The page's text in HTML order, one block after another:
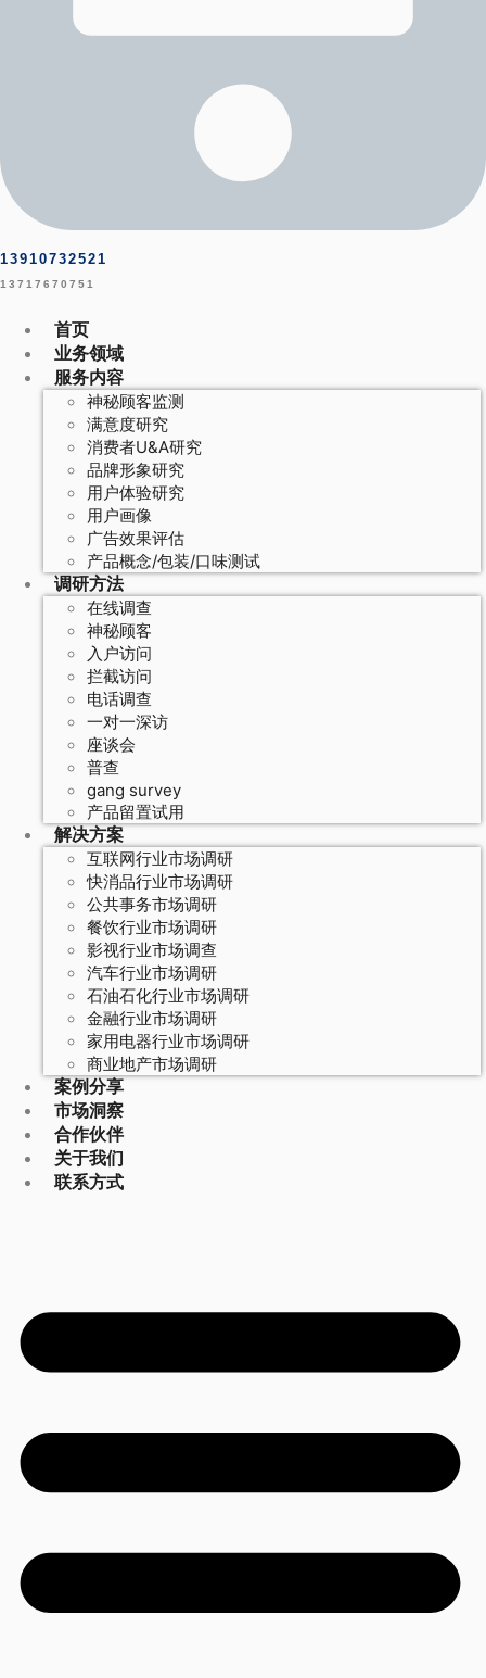
13910732521
13717670751
首页
业务领域
服务内容
神秘顾客监测
满意度研究
消费者U&A研究
品牌形象研究
用户体验研究
用户画像
广告效果评估
产品概念/包装/口味测试
调研方法
在线调查
神秘顾客
入户访问
拦截访问
电话调查
一对一深访
座谈会
普查
gang survey
产品留置试用
解决方案
互联网行业市场调研
快消品行业市场调研
公共事务市场调研
餐饮行业市场调研
影视行业市场调查
汽车行业市场调研
石油石化行业市场调研
金融行业市场调研
家用电器行业市场调研
商业地产市场调研
案例分享
市场洞察
合作伙伴
关于我们
联系方式